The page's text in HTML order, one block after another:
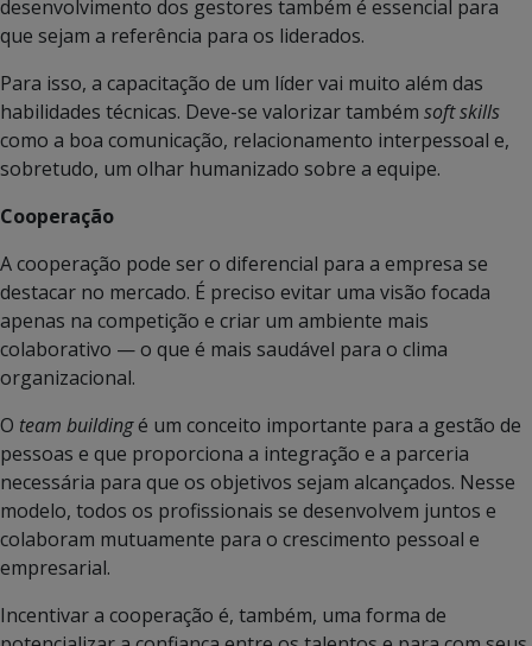
desenvolvimento dos gestores também é essencial para
que sejam a referência para os liderados.
Para isso, a capacitação de um líder vai muito além das
habilidades técnicas. Deve-se valorizar também soft skills
como a boa comunicação, relacionamento interpessoal e,
sobretudo, um olhar humanizado sobre a equipe.
Cooperação
A cooperação pode ser o diferencial para a empresa se
destacar no mercado. É preciso evitar uma visão focada
apenas na competição e criar um ambiente mais
colaborativo — o que é mais saudável para o clima
organizacional.
O team buildingé um conceito importante para a gestão de
pessoas e que proporciona a integração e a parceria
necessária para que os objetivos sejam alcançados. Nesse
modelo, todos os profissionais se desenvolvem juntos e
colaboram mutuamente para o crescimento pessoal e
empresarial.
Incentivar a cooperação é, também, uma forma de